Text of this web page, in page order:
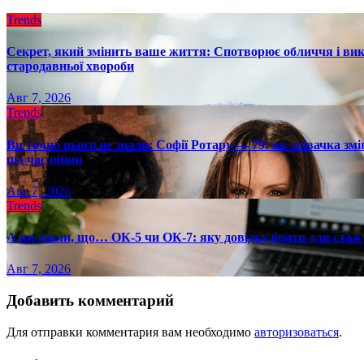
Trends
Секрет, який змінить ваше життя: Спотворює обличчя і
стародавньої хвороби
Авг 7, 2026
Trends
Ви точно цього не знали: Софії Ротару — 79: як співачка
під час війни
Авг 7, 2026
Trends
А ви знали, що… ОК-5 чи ОК-7: яку довідку брати для
Авг 7, 2026
Добавить комментарий
Для отправки комментария вам необходимо авторизоваться.